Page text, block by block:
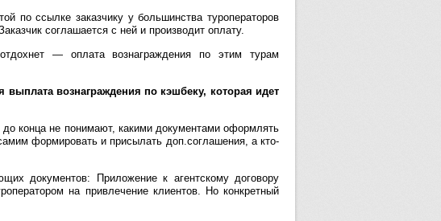
по ссылке заказчику у большинства туроператоров
соглашается с ней и производит оплату.
— оплата вознаграждения по этим турам
вознаграждения по кэшбеку, которая идет
конца не понимают, какими документами оформлять
формировать и присылать доп.соглашения, а кто-
документов: Приложение к агентскому договору
на привлечение клиентов. Но конкретный